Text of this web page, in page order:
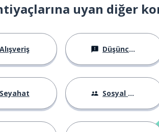
etmek uyan diğer
Alışveriş Düşünceler
Seyahat Sosyal Hayat